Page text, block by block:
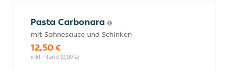
Pasta Carbonara
mit Sahnesauce und Schinken
12,50 €
inkl. Pfand (0,00 €)